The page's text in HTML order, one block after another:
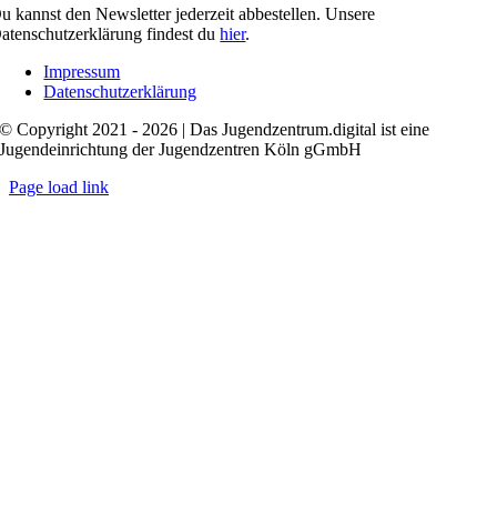
kannst den Newsletter jederzeit abbestellen. Unsere
findest duhier.
Impressum
Datenschutzerklärung
© Copyright 2021 - 2026 | Das Jugendzentrum.digital ist eine
Jugendeinrichtung der Jugendzentren Köln gGmbH
Page load link